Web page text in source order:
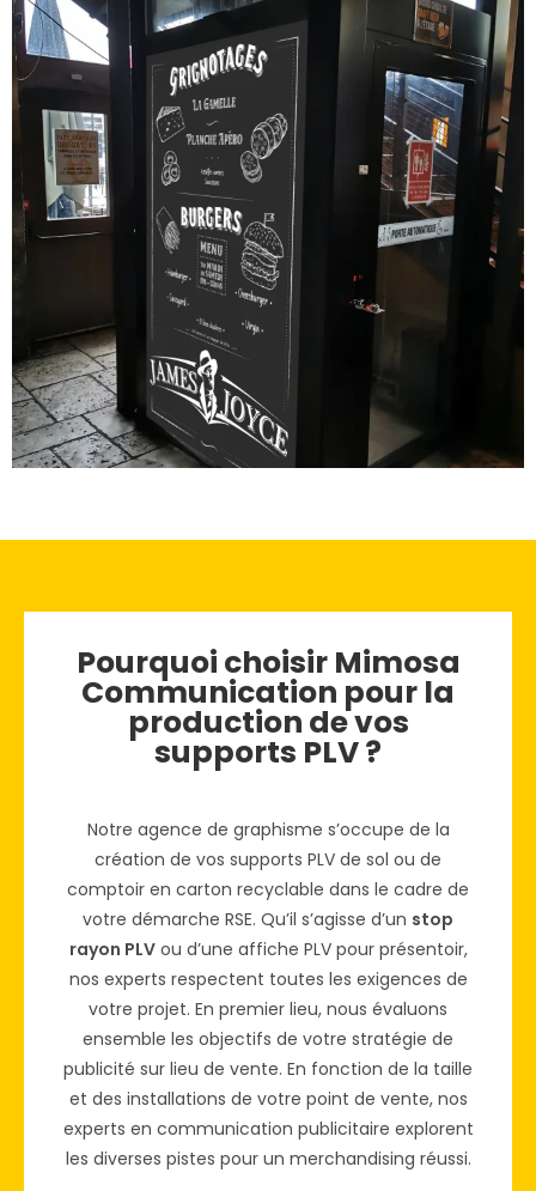
Pourquoi choisir Mimosa
Communication pour la
production de vos
supports PLV ?
Notre agence de graphisme s’occupe de la
création de vos supports PLV de sol ou de
comptoir en carton recyclable dans le cadre de
votre démarche RSE. Qu’il s’agisse d’un stop
rayon PLVou d’une affiche PLV pour présentoir,
nos experts respectent toutes les exigences de
votre projet. En premier lieu, nous évaluons
ensemble les objectifs de votre stratégie de
publicité sur lieu de vente. En fonction de la taille
et des installations de votre point de vente, nos
experts en communication publicitaire explorent
les diverses pistes pour un merchandising réussi.